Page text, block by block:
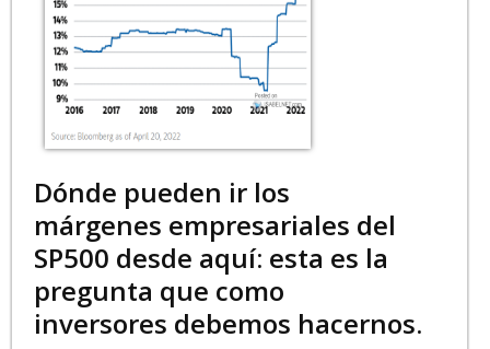
Dónde pueden ir los
márgenes empresariales del
SP500 desde aquí: esta es la
pregunta que como
inversores debemos hacernos.